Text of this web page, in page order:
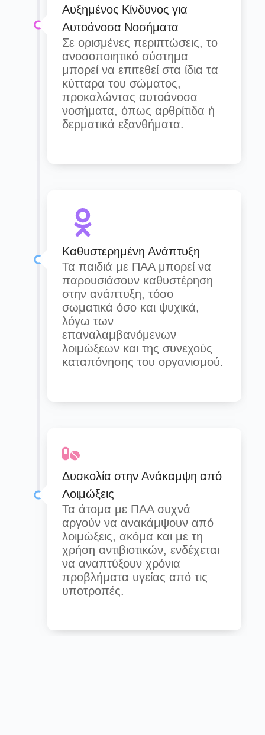
Αυξημένος Κίνδυνος για
Αυτοάνοσα Νοσήματα
Σε ορισμένες περιπτώσεις, το
ανοσοποιητικό σύστημα
μπορεί να επιτεθεί στα ίδια τα
κύτταρα του σώματος,
προκαλώντας αυτοάνοσα
νοσήματα, όπως αρθρίτιδα ή
δερματικά εξανθήματα.
Καθυστερημένη Ανάπτυξη
Τα παιδιά με ΠΑΑ μπορεί να
παρουσιάσουν καθυστέρηση
στην ανάπτυξη, τόσο
σωματικά όσο και ψυχικά,
λόγω των
επαναλαμβανόμενων
λοιμώξεων και της συνεχούς
καταπόνησης του οργανισμού.
Δυσκολία στην Ανάκαμψη από
Λοιμώξεις
Τα άτομα με ΠΑΑ συχνά
αργούν να ανακάμψουν από
λοιμώξεις, ακόμα και με τη
χρήση αντιβιοτικών, ενδέχεται
να αναπτύξουν χρόνια
προβλήματα υγείας από τις
υποτροπές.